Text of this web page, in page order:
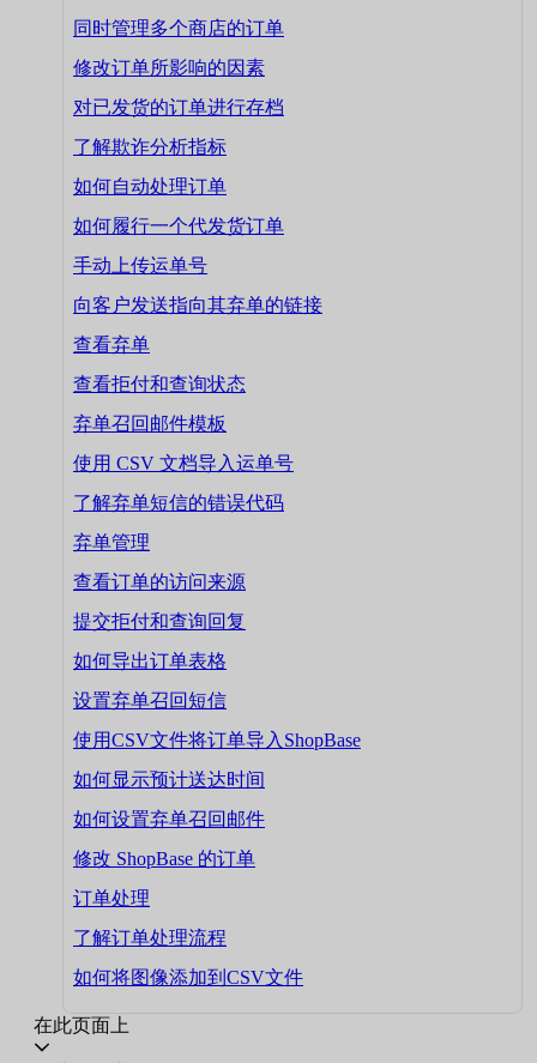
同时管理多个商店的订单
修改订单所影响的因素
对已发货的订单进行存档
了解欺诈分析指标
如何自动处理订单
如何履行一个代发货订单
手动上传运单号
向客户发送指向其弃单的链接
查看弃单
查看拒付和查询状态
弃单召回邮件模板
使用 CSV 文档导入运单号
了解弃单短信的错误代码
弃单管理
查看订单的访问来源
提交拒付和查询回复
如何导出订单表格
设置弃单召回短信
使用CSV文件将订单导入ShopBase
如何显示预计送达时间
如何设置弃单召回邮件
修改 ShopBase 的订单
订单处理
了解订单处理流程
如何将图像添加到CSV文件
在此页面上